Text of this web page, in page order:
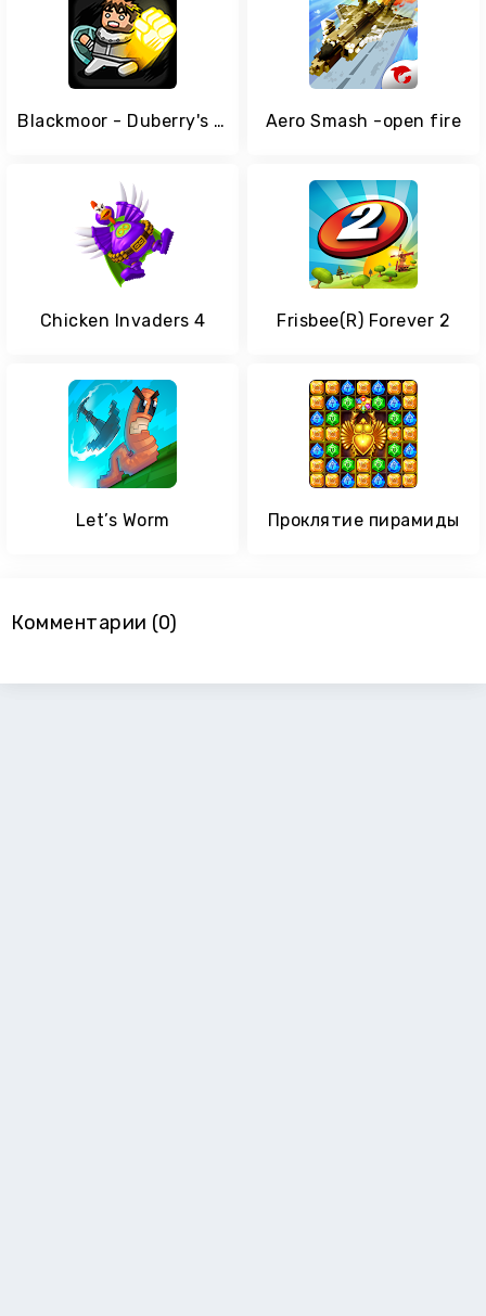
Blackmoor - Duberry's Quest Aero Smash -open fire
Chicken Invaders 4 Frisbee(R) Forever 2
Let’s Worm Проклятие пирамиды
Комментарии (0)